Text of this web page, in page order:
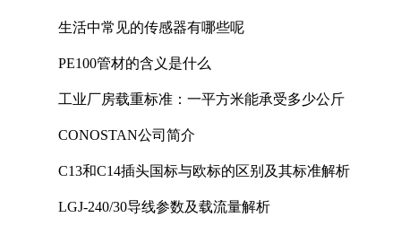
生活中常见的传感器有哪些呢
PE100管材的含义是什么
工业厂房载重标准：一平方米能承受多少公斤
CONOSTAN公司简介
C13和C14插头国标与欧标的区别及其标准解析
LGJ-240/30导线参数及载流量解析